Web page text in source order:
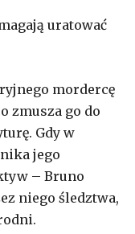
uratować
mordercę
zmusza go do
Gdy w
jego
– Bruno
niego śledztwa,